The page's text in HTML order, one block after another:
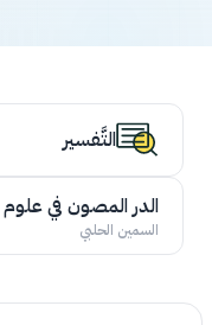
التَّفسير
الدر المصون في
السمين الحلبي